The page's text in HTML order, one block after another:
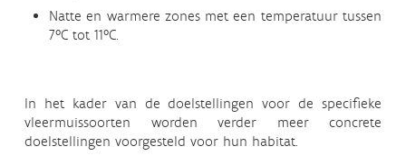
Natte en warmere zones met een temperatuur tussen
7°C tot 11°C.
In het kader van de doelstellingen voor de specifieke
vleermuissoorten worden verder meer concrete
doelstellingen voorgesteld voor hun habitat.